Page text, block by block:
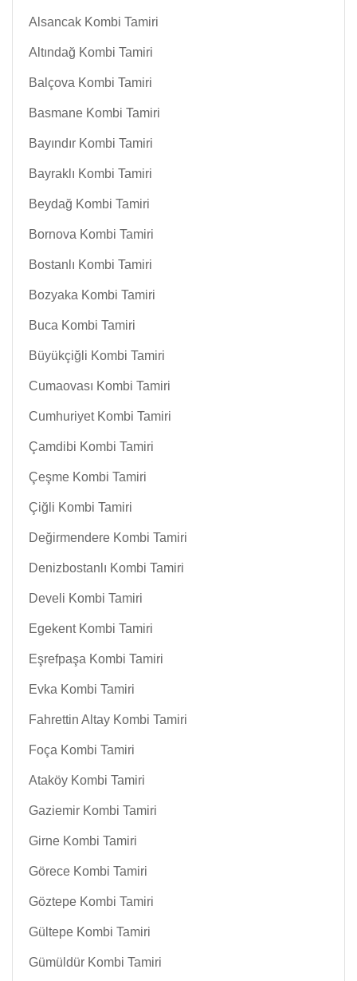
Alsancak Kombi Tamiri
Altındağ Kombi Tamiri
Balçova Kombi Tamiri
Basmane Kombi Tamiri
Bayındır Kombi Tamiri
Bayraklı Kombi Tamiri
Beydağ Kombi Tamiri
Bornova Kombi Tamiri
Bostanlı Kombi Tamiri
Bozyaka Kombi Tamiri
Buca Kombi Tamiri
Büyükçiğli Kombi Tamiri
Cumaovası Kombi Tamiri
Cumhuriyet Kombi Tamiri
Çamdibi Kombi Tamiri
Çeşme Kombi Tamiri
Çiğli Kombi Tamiri
Değirmendere Kombi Tamiri
Denizbostanlı Kombi Tamiri
Develi Kombi Tamiri
Egekent Kombi Tamiri
Eşrefpaşa Kombi Tamiri
Evka Kombi Tamiri
Fahrettin Altay Kombi Tamiri
Foça Kombi Tamiri
Ataköy Kombi Tamiri
Gaziemir Kombi Tamiri
Girne Kombi Tamiri
Görece Kombi Tamiri
Göztepe Kombi Tamiri
Gültepe Kombi Tamiri
Gümüldür Kombi Tamiri